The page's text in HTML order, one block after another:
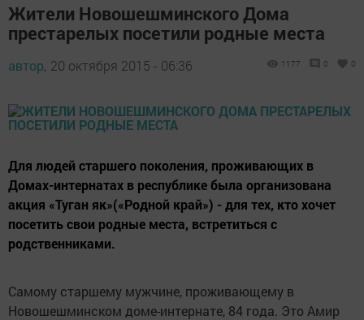
Жители Новошешминского Дома
престарелых посетили родные места
автор, 20 октября 2015 - 06:36 1177 0 0
Для людей старшего поколения, проживающих в
Домах-интернатах в республике была организована
акция «Туган як»(«Родной край») - для тех, кто хочет
посетить свои родные места, встретиться с
родственниками.
Самому старшему мужчине, проживающему в
Новошешминском доме-интернате, 84 года. Это Амир